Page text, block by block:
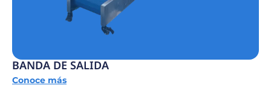
BANDA DE SALIDA
Conoce más